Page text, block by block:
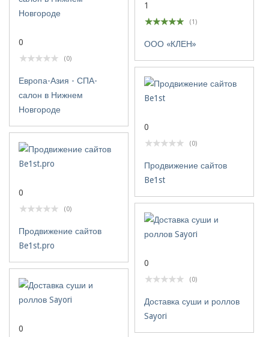
1
(1)
ООО «КЛЕН»
0
(0)
Европа-Азия - СПА-
салон в Нижнем
Новгороде
0
(0)
Продвижение сайтов
Be1st
0
(0)
Продвижение сайтов
Be1st.pro
0
(0)
Доставка суши и роллов
Sayori
0